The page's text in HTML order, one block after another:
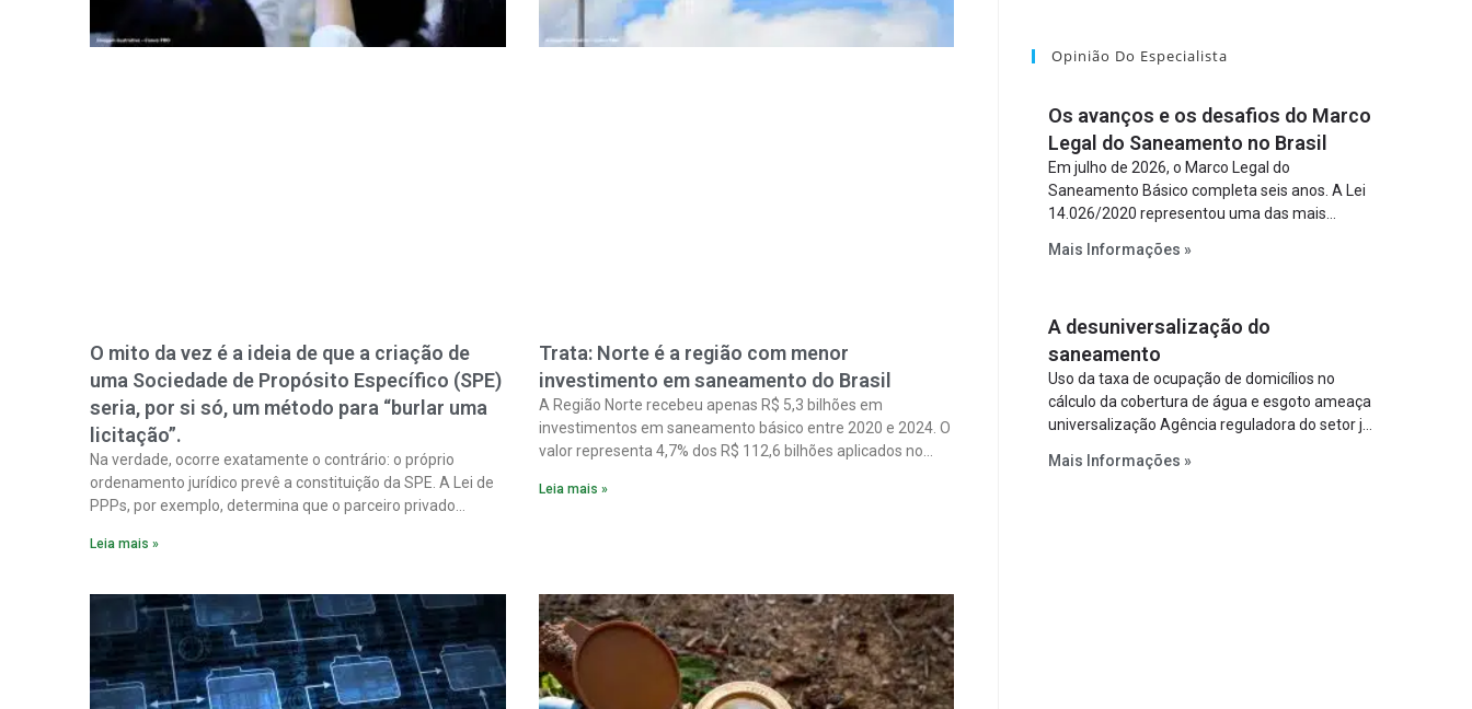
O mito da vez é a ideia de que a criação de
uma Sociedade de Propósito Específico (SPE)
seria, por si só, um método para “burlar uma
licitação”.
Na verdade, ocorre exatamente o contrário: o próprio
ordenamento jurídico prevê a constituição da SPE. A Lei de
PPPs, por exemplo, determina que o parceiro privado
empreendimento. Ou seja, a suposta “fraude à licitação” é
figura é facultativa e sujeita a uma escolha racional de
projeto a projeto.
Leia mais »
Trata: Norte é a região com menor
investimento em saneamento do Brasil
A Região Norte recebeu apenas R$ 5,3 bilhões em
investimentos em saneamento básico entre 2020 e 2024. O
valor representa 4,7% dos R$ 112,6 bilhões aplicados no
Trata Brasil em parceria com a GO Associados.
Leia mais »
Opinião Do Especialista
Os avanços e os desafios do Marco
Legal do Saneamento no Brasil
Em julho de 2026, o Marco Legal do
Saneamento Básico completa seis anos. A Lei
14.026/2020 representou uma das mais
estabelecer metas claras para a
papel regulador da Agência Nacional de Águas
e Saneamento Básico (ANA) e criar
mecanismos voltados à segurança jurídica dos
contratos.
Mais Informações »
A desuniversalização do
saneamento
Uso da taxa de ocupação de domicílios no
cálculo da cobertura de água e esgoto ameaça
universalização Agência reguladora do setor já
de variável demográfica.
Mais Informações »